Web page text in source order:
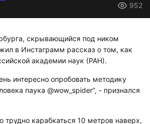
952
скрывающийся под ником
в Инстаграмм рассказ о том, как
академии наук (РАН).
интересно опробовать методику
паука @wow_spider”, - признался
трудно карабкаться 10 метров наверх,